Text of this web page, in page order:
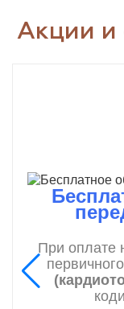
Акции и
При оплате